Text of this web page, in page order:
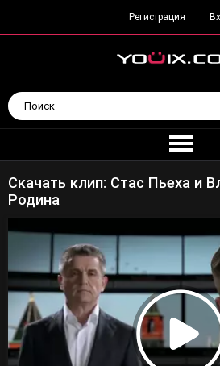
Регистрация
Скачать клип: Стас Пьеха и
Родина